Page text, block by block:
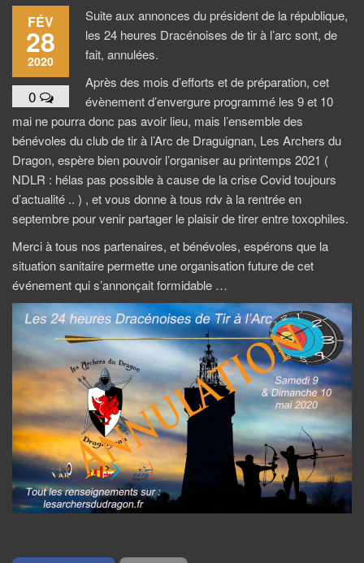
FÉV
28
2020
0
Suite aux annonces du président de la république,
les 24 heures Dracénoises de tir à l’arc sont, de
fait, annulées.
Après des mois d’efforts et de préparation, cet
évènement d’envergure programmé les 9 et 10
mai ne pourra donc pas avoir lieu, mais l’ensemble des
bénévoles du club de tir à l’Arc de Draguignan, Les Archers du
Dragon, espère bien pouvoir l’organiser au printemps 2021 (
NDLR : hélas pas possible à cause de la crise Covid toujours
d’actualité .. ) , et vous donne à tous rdv à la rentrée en
septembre pour venir partager le plaisir de tirer entre toxophiles.
Merci à tous nos partenaires, et bénévoles, espérons que la
situation sanitaire permette une organisation future de cet
événement qui s’annonçait formidable …